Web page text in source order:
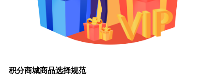
积分商城商品选择规范